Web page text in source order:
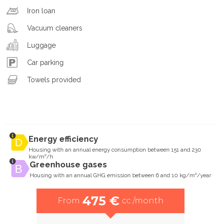
Iron loan
Vacuum cleaners
Luggage
Car parking
Towels provided
Energy efficiency
Housing with an annual energy consumption between 151 and 230
kw/m²/h
Greenhouse gases
Housing with an annual GHG emission between 6 and 10 kg/m²/year
From 475 € cc /month